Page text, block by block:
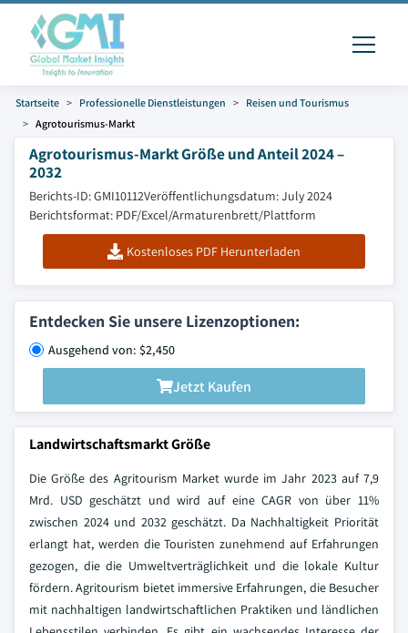
Startseite Professionelle Dienstleistungen
Reisen und Tourismus
Agrotourismus-Markt
Agrotourismus-Markt Größe und Anteil 2024 –
2032
Berichts-ID: GMI10112Veröffentlichungsdatum: July 2024
Berichtsformat: PDF/Excel/Armaturenbrett/Plattform
Kostenloses PDF Herunterladen
Entdecken Sie unsere Lizenzoptionen:
Ausgehend von: $2,450
Jetzt Kaufen
Landwirtschaftsmarkt Größe
Die Größe des Agritourism Market wurde im Jahr 2023 auf 7,9
Mrd. USD geschätzt und wird auf eine CAGR von über 11%
zwischen 2024 und 2032 geschätzt. Da Nachhaltigkeit Priorität
erlangt hat, werden die Touristen zunehmend auf Erfahrungen
gezogen, die die Umweltverträglichkeit und die lokale Kultur
fördern. Agritourism bietet immersive Erfahrungen, die Besucher
mit nachhaltigen landwirtschaftlichen Praktiken und ländlichen